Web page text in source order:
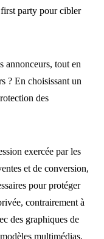
first party pour cibler
annonceurs, tout en
? En choisissant un
des
exercée par les
et de conversion,
pour protéger
contrairement à
des graphiques de
multimédias,